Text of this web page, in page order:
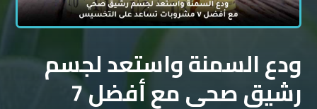
ودع السمنة واستعد لجسم
رشيق صحي مع أفضل 7